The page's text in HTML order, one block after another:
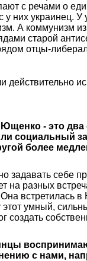
с речами о
них украинец. У
А коммунизм
старой
отцы-
- это два
социальный
более
задавать себе
на разных
встретилась в
этот умный,
создать
с нами,